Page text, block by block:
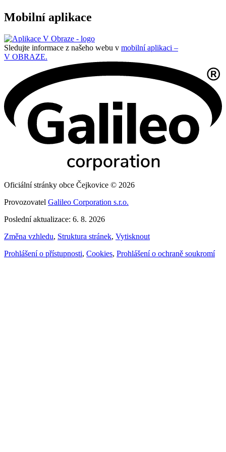
Mobilní aplikace
Sledujte informace z našeho webu v mobilní aplikaci –
V OBRAZE.
Oficiální stránky obce Čejkovice © 2026
Provozovatel Galileo Corporation s.r.o.
Poslední aktualizace: 6. 8. 2026
Změna vzhledu, Struktura stránek, Vytisknout
Prohlášení o přístupnosti, Cookies, Prohlášení o ochraně soukromí